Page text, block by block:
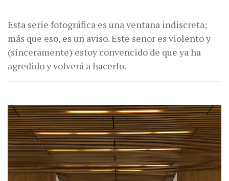
Esta serie fotográfica es una ventana indiscreta;
más que eso, es un aviso. Este señor es violento y
(sinceramente) estoy convencido de que ya ha
agredido y volverá a hacerlo.